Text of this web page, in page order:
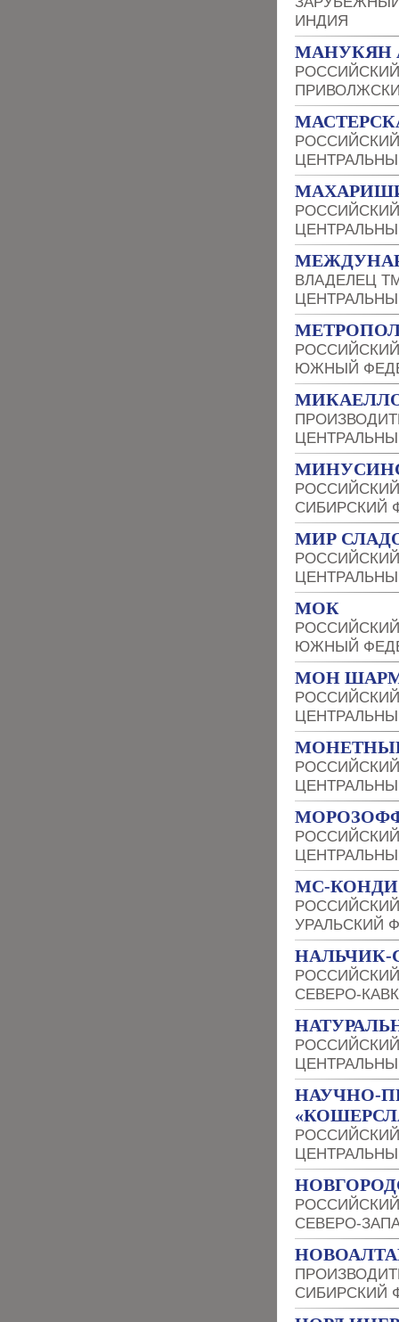
ИНДИЯ
МАНУКЯН
ВЛАДЕЛЕЦ
ЮЖНЫЙ
СИБИРСКИЙ
МИР
МОК
ЮЖНЫЙ
МОН
МС-КОНДИ
УРАЛЬСКИЙ
НАЛЬЧИК-
СЕВЕРО-
НАУЧНО-
СЕВЕРО-
СИБИРСКИЙ